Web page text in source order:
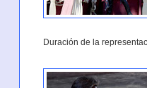
Duración de la